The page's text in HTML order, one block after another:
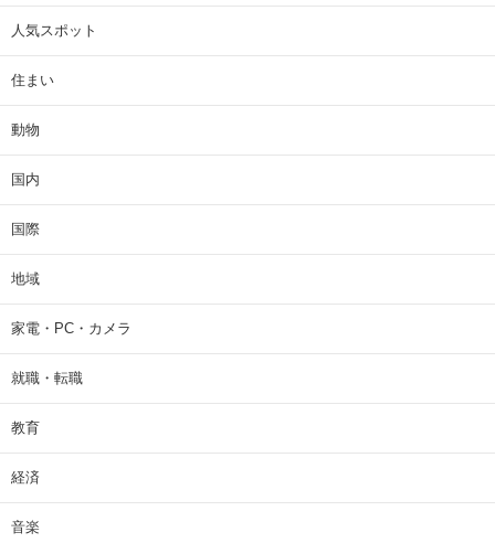
人気スポット
住まい
動物
国内
国際
地域
家電・PC・カメラ
就職・転職
教育
経済
音楽